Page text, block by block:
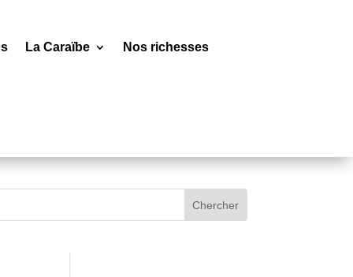
La Caraïbe Nos richesses